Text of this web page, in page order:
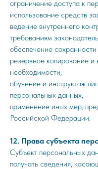
ограничение доступа к
использование средств
ведение внутреннего
требованиям
обеспечение
резервное копирование и
необходимости;
обучение и инструктаж
персональных данных;
применение иных мер,
Российской Федерации.
12. Права субъекта
Субъект персональных
получать сведения,